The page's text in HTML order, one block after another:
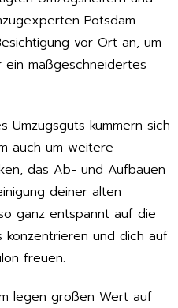
Potsdam
vor Ort an, um
maßgeschneidertes
Umzugsguts kümmern sich
auch um weitere
das Ab- und Aufbauen
deiner alten
ganz entspannt auf die
konzentrieren und dich auf
freuen.
legen großen Wert auf